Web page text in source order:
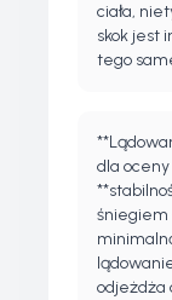
ciała,
skok jest
tego
dla
odjeżdża